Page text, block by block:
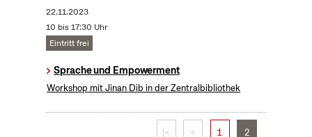
22.11.2023
10 bis 17:30 Uhr
Eintritt frei
Sprache und Empowerment
Workshop mit Jinan Dib in der Zentralbibliothek
|< < 1 2